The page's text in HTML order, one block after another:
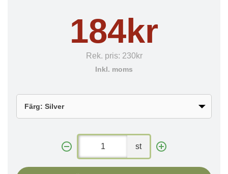
184kr
Rek. pris: 230kr
Inkl. moms
st